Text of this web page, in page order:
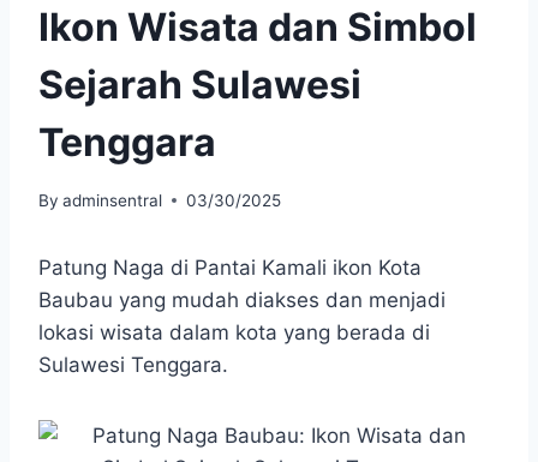
Ikon Wisata dan Simbol
Sejarah Sulawesi
Tenggara
By adminsentral 03/30/2025
Patung Naga di Pantai Kamali ikon Kota
Baubau yang mudah diakses dan menjadi
lokasi wisata dalam kota yang berada di
Sulawesi Tenggara.